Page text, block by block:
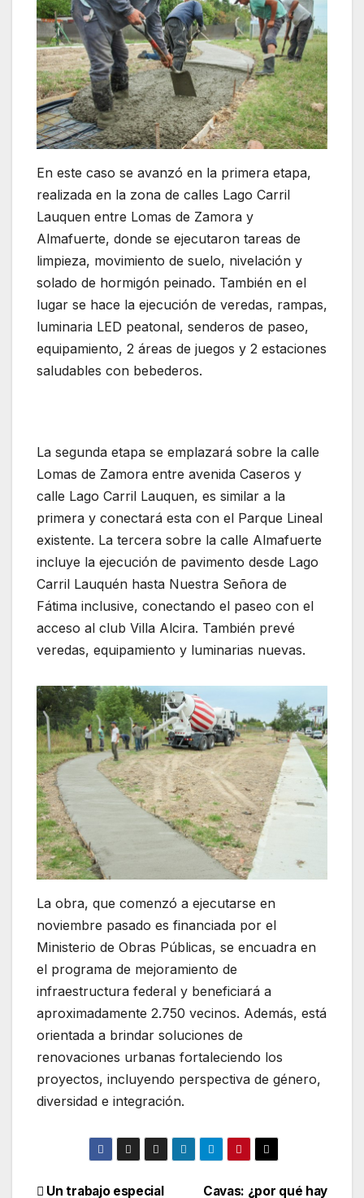
En este caso se avanzó en la primera etapa,
realizada en la zona de calles Lago Carril
Lauquen entre Lomas de Zamora y
Almafuerte, donde se ejecutaron tareas de
limpieza, movimiento de suelo, nivelación y
solado de hormigón peinado. También en el
lugar se hace la ejecución de veredas, rampas,
luminaria LED peatonal, senderos de paseo,
equipamiento, 2 áreas de juegos y 2 estaciones
saludables con bebederos.
La segunda etapa se emplazará sobre la calle
Lomas de Zamora entre avenida Caseros y
calle Lago Carril Lauquen, es similar a la
primera y conectará esta con el Parque Lineal
existente. La tercera sobre la calle Almafuerte
incluye la ejecución de pavimento desde Lago
Carril Lauquén hasta Nuestra Señora de
Fátima inclusive, conectando el paseo con el
acceso al club Villa Alcira. También prevé
veredas, equipamiento y luminarias nuevas.
La obra, que comenzó a ejecutarse en
noviembre pasado es financiada por el
Ministerio de Obras Públicas, se encuadra en
el programa de mejoramiento de
infraestructura federal y beneficiará a
aproximadamente 2.750 vecinos. Además, está
orientada a brindar soluciones de
renovaciones urbanas fortaleciendo los
proyectos, incluyendo perspectiva de género,
diversidad e integración.
Cavas: ¿por qué hay
Un trabajo especial